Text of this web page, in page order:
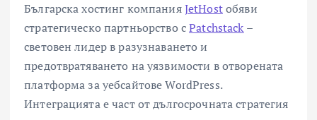
Българска хостинг компанияJetHostобяви
стратегическо партньорство сPatchstack –
световен лидер в разузнаването и
предотвратяването на уязвимости в отворената
платформа за уебсайтове WordPress.
Интеграцията е част от дългосрочната стратегия